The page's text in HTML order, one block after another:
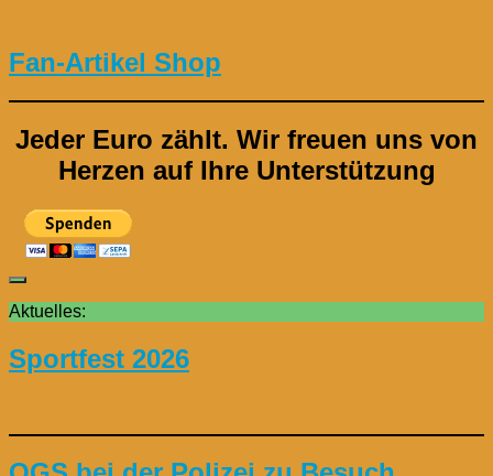
Fan-Artikel Shop
Jeder Euro zählt. Wir freuen uns von
Herzen auf Ihre Unterstützung
Aktuelles:
Sportfest 2026